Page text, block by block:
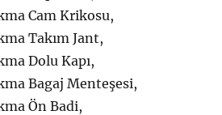
Cam Krikosu,
Takım Jant,
Dolu Kapı,
Bagaj Menteşesi,
Ön Badi,